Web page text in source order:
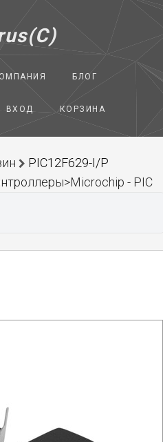
БЛОГ
ВХОД КОРЗИНА
PIC12F629-I/P
- PIC